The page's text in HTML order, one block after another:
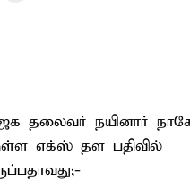
தலைவர் நயினார்
எக்ஸ் தள பதிவில்